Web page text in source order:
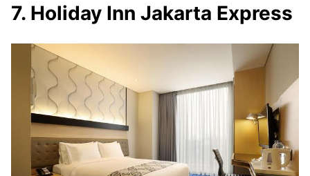
7. Holiday Inn Jakarta Express